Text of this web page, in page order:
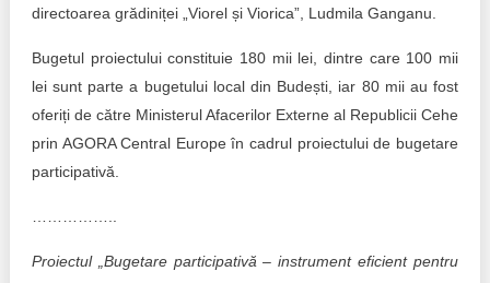
directoarea grădiniței „Viorel și Viorica”, Ludmila Ganganu.
Bugetul proiectului constituie 180 mii lei, dintre care 100 mii
lei sunt parte a bugetului local din Budești, iar 80 mii au fost
oferiți de către Ministerul Afacerilor Externe al Republicii Cehe
prin AGORA Central Europe în cadrul proiectului de bugetare
participativă.
Proiectul „Bugetare participativă – instrument eficient pentru